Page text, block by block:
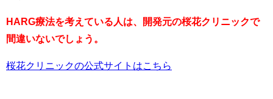
HARG療法を考えている人は、開発元の桜花クリニックで
間違いないでしょう。
桜花クリニックの公式サイトはこちら